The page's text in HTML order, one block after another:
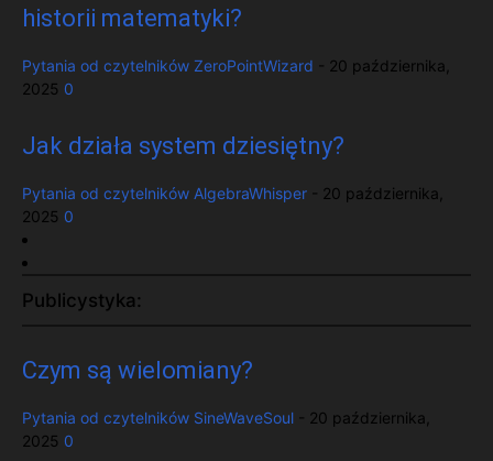
historii matematyki?
Pytania od czytelników ZeroPointWizard
20 października,
2025 0
Jak działa system dziesiętny?
Pytania od czytelników AlgebraWhisper
20 października,
2025 0
Publicystyka:
Czym są wielomiany?
Pytania od czytelników SineWaveSoul
20 października,
2025 0